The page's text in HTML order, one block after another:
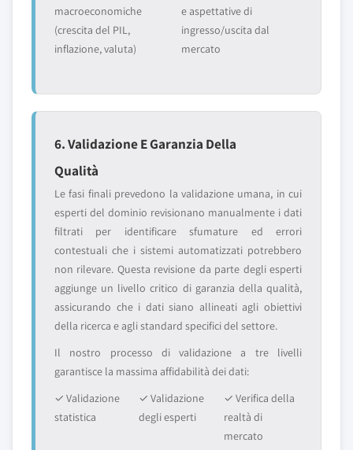
macroeconomiche
(crescita del PIL,
inflazione, valuta)
e aspettative di
ingresso/uscita dal
mercato
6. Validazione E Garanzia Della
Qualità
Le fasi finali prevedono la validazione umana, in cui
esperti del dominio revisionano manualmente i dati
filtrati per identificare sfumature ed errori
contestuali che i sistemi automatizzati potrebbero
non rilevare. Questa revisione da parte degli esperti
aggiunge un livello critico di garanzia della qualità,
assicurando che i dati siano allineati agli obiettivi
della ricerca e agli standard specifici del settore.
Il nostro processo di validazione a tre livelli
garantisce la massima affidabilità dei dati:
✓ Validazione
statistica
✓ Validazione
degli esperti
✓ Verifica della
realtà di
mercato